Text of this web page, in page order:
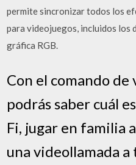
permite sincronizar todos los
para videojuegos, incluidos los
gráfica RGB.
Con el comando de
podrás saber cuál
Fi, jugar en familia
una videollamada a